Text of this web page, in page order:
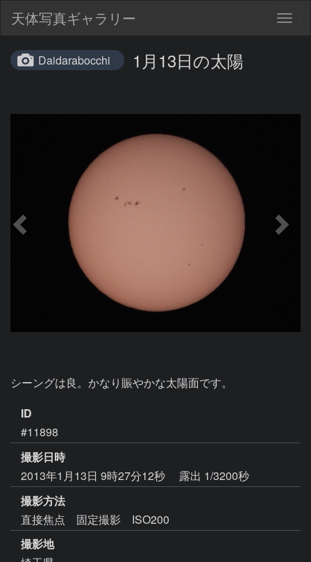
天体写真ギャラリー
Daidarabocchi 1月13日の太陽
シーングは良。かなり賑やかな太陽面です。
ID
#11898
撮影日時
2013年1月13日 9時27分12秒
露出 1/3200秒
撮影方法
直接焦点 固定撮影 ISO200
撮影地